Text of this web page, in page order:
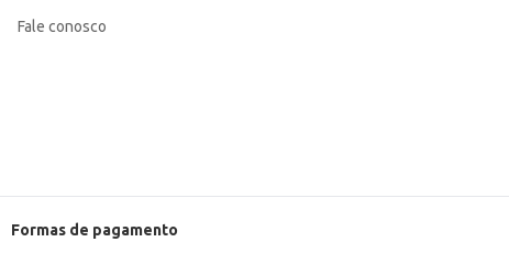
Fale conosco
Formas de pagamento